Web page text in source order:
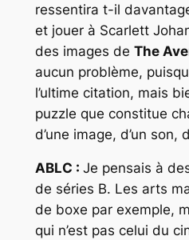
ressentira t-il
et jouer à Scarlett
des images de The
aucun problème,
l’ultime citation, mais
puzzle que constitue
d’une image, d’un son,
ABLC : Je pensais à
de séries B. Les arts
de boxe par exemple,
qui n’est pas celui du